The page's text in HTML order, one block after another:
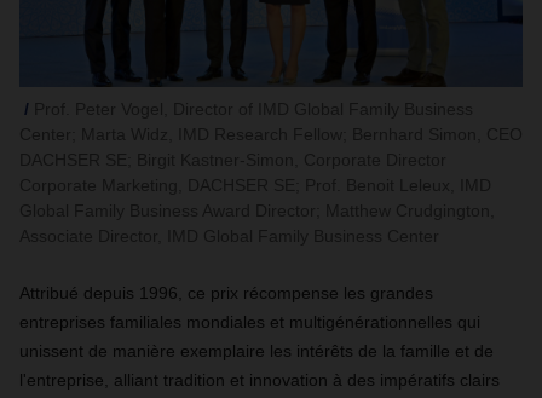
Attribué depuis 1996, ce prix récompense les grandes
entreprises familiales mondiales et multigénérationnelles qui
unissent de manière exemplaire les intérêts de la famille et de
l'entreprise, alliant tradition et innovation à des impératifs clairs